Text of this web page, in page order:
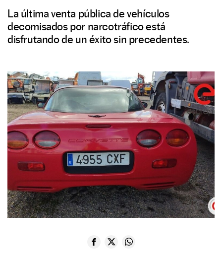
La última venta pública de vehículos
decomisados por narcotráfico está
disfrutando de un éxito sin precedentes.